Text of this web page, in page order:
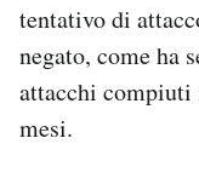
tentativo di
negato, come ha
attacchi
mesi.